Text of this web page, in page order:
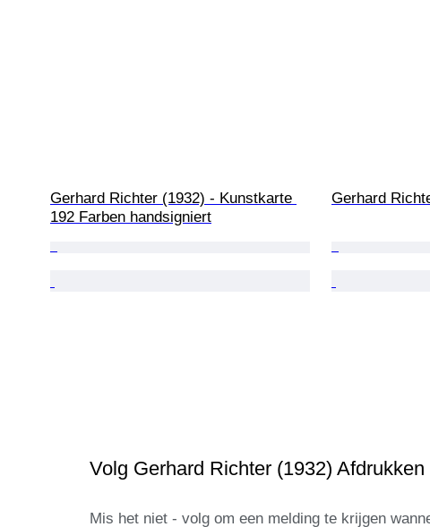
Gerhard Richter (1932) - Kunstkarte
192 Farben handsigniert
Gerhard
Volg Gerhard Richter (1932) Afdrukken
Mis het niet - volg om een melding te krijgen